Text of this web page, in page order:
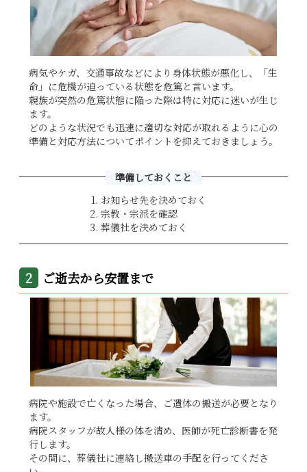
病気やケガ、交通事故などにより身体状態が悪化し、「生
命」に危機が迫っている状態を危篤と言います。
親族が突然の危篤状態に陥った際は特に対応に迷いが生じ
ます。
どのような状況でも迅速に適切な対応が取れるように心の
準備と対応方法についてポイントを抑えておきましょう。
準備しておくこと
お知らせ先を決めておく
宗教・宗派を確認
葬儀社を決めておく
ご逝去から安置まで
病院や施設で亡くなった場合、ご遺体の搬送が必要となり
ます。
病院スタッフが故人様の体を清め、医師が死亡診断書を発
行します。
その間に、葬儀社に連絡し搬送車の手配を行ってくださ